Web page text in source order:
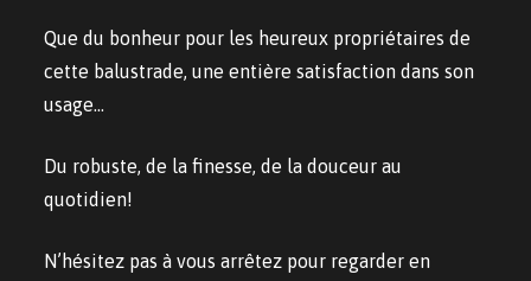
Que du bonheur pour les heureux propriétaires de
cette balustrade, une entière satisfaction dans son
usage…
Du robuste, de la finesse, de la douceur au
quotidien!
N’hésitez pas à vous arrêtez pour regarder en